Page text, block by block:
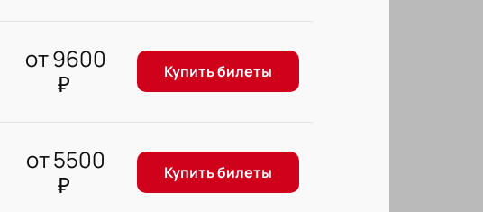
от9600
₽
Купить билеты
от5500
₽
Купить билеты